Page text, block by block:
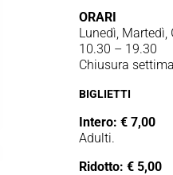
ORARI
Lunedì,
10.30 – 19.30
Chiusura
BIGLIETTI
Intero: € 7,00
Adulti.
Ridotto: € 5,00